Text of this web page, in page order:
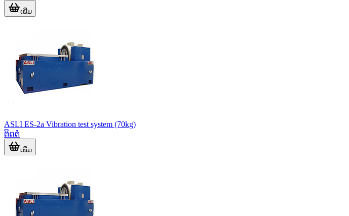
ເພີ່ມ
ASLI ES-2a Vibration test system (70kg)
ຕິດຕໍ່
ເພີ່ມ